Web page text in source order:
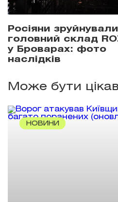
Росіяни зруйнували
головний склад
у Броварах: фото
наслідків
Може бути
НОВИНИ